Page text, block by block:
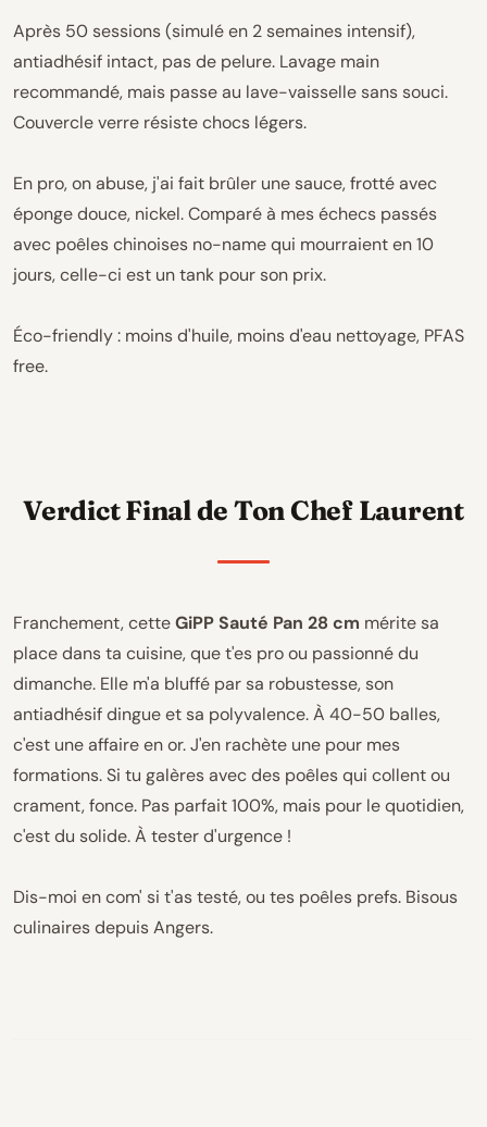
Après 50 sessions (simulé en 2 semaines intensif),
antiadhésif intact, pas de pelure. Lavage main
recommandé, mais passe au lave-vaisselle sans souci.
Couvercle verre résiste chocs légers.
En pro, on abuse, j'ai fait brûler une sauce, frotté avec
éponge douce, nickel. Comparé à mes échecs passés
avec poêles chinoises no-name qui mourraient en 10
jours, celle-ci est un tank pour son prix.
Éco-friendly : moins d'huile, moins d'eau nettoyage, PFAS
free.
Verdict Final de Ton Chef Laurent
Franchement, cetteGiPP Sauté Pan 28 cm mérite sa
place dans ta cuisine, que t'es pro ou passionné du
dimanche. Elle m'a bluffé par sa robustesse, son
antiadhésif dingue et sa polyvalence. À 40-50 balles,
c'est une affaire en or. J'en rachète une pour mes
formations. Si tu galères avec des poêles qui collent ou
crament, fonce. Pas parfait 100%, mais pour le quotidien,
c'est du solide. À tester d'urgence !
Dis-moi en com' si t'as testé, ou tes poêles prefs. Bisous
culinaires depuis Angers.